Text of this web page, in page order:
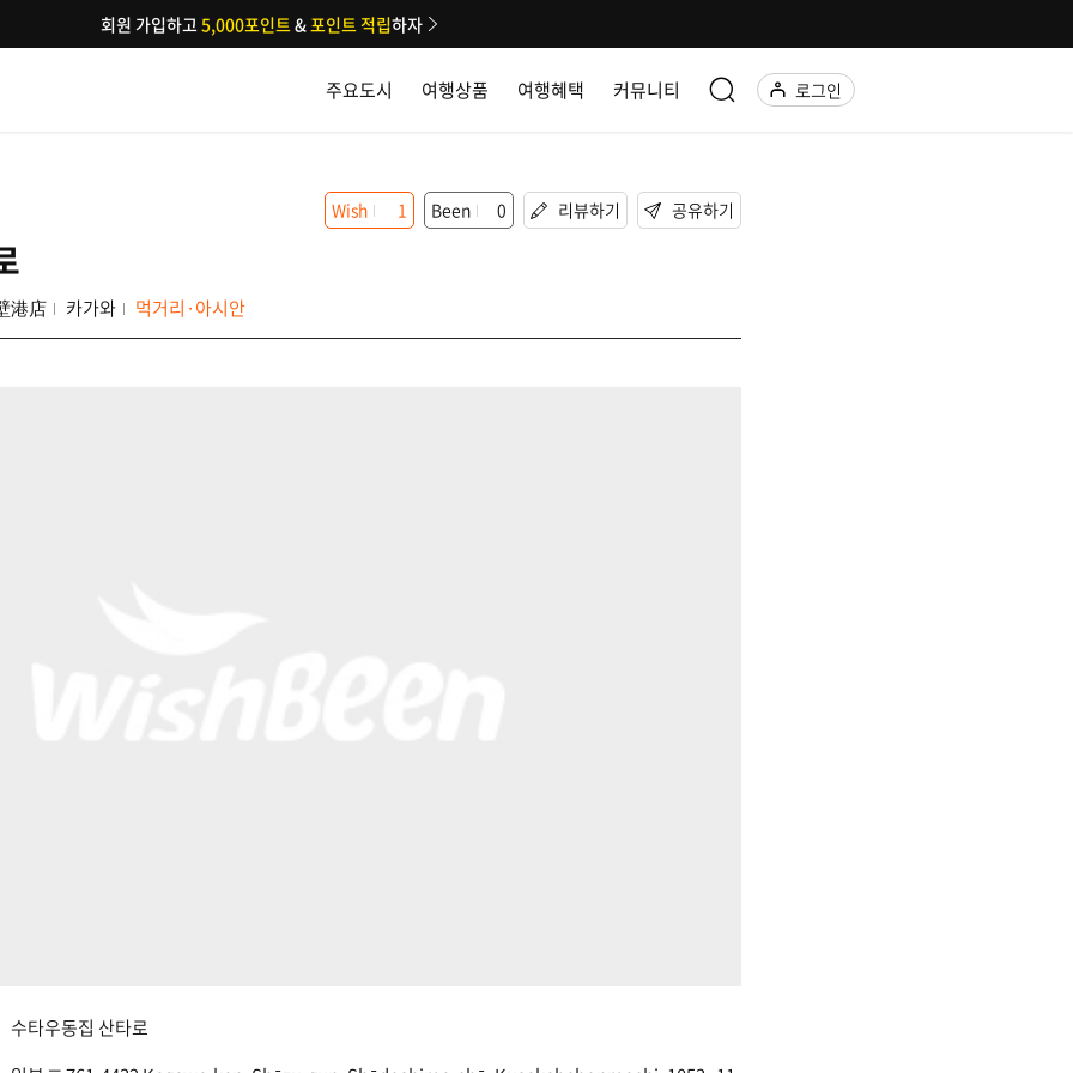
주요도시 여행상품 여행혜택 커뮤니티 로그인
회원 가입하고5,000포인트&포인트 적립하자
港店 카가와 먹거리·아시안
Wish 1 Been 0 리뷰하기 공유하기
수타우동집 산타로